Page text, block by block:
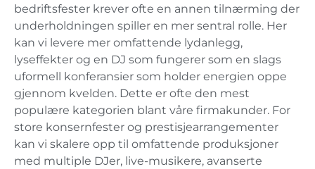
bedriftsfester krever ofte en annen tilnærming der
underholdningen spiller en mer sentral rolle. Her
kan vi levere mer omfattende lydanlegg,
lyseffekter og en DJ som fungerer som en slags
uformell konferansier som holder energien oppe
gjennom kvelden. Dette er ofte den mest
populære kategorien blant våre firmakunder. For
store konsernfester og prestisjearrangementer
kan vi skalere opp til omfattende produksjoner
med multiple DJer, live-musikere, avanserte